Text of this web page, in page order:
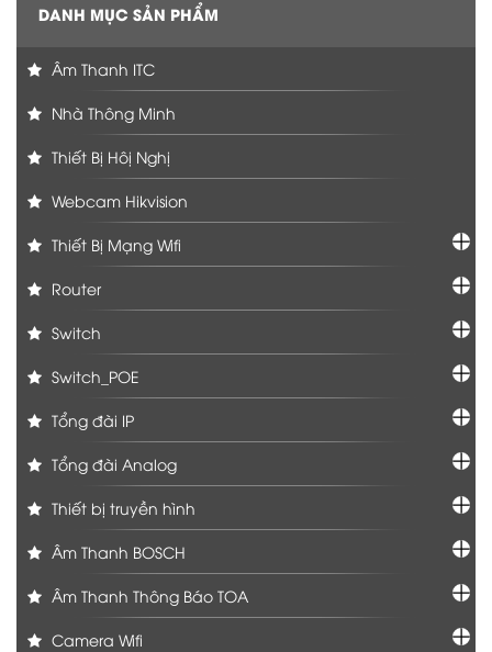
DANH MỤC SẢN PHẨM
Âm Thanh ITC
Nhà Thông Minh
Thiết Bị Hôị Nghị
Webcam Hikvision
Thiết Bị Mạng Wifi
Router
Switch
Switch_POE
Tổng đài IP
Tổng đài Analog
Thiết bị truyền hình
Âm Thanh BOSCH
Âm Thanh Thông Báo TOA
Camera Wifi